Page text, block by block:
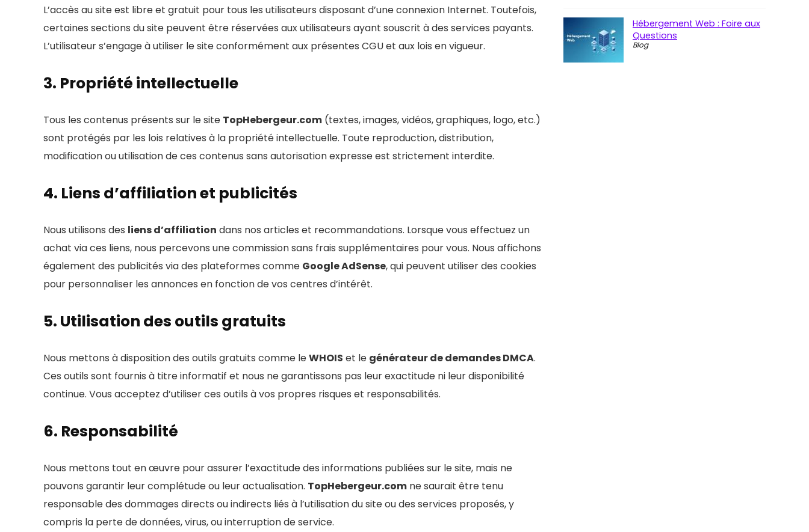
L’accès au site est libre et gratuit pour tous les utilisateurs disposant d’une connexion Internet. Toutefois,
certaines sections du site peuvent être réservées aux utilisateurs ayant souscrit à des services payants.
L’utilisateur s’engage à utiliser le site conformément aux présentes CGU et aux lois en vigueur.
3. Propriété intellectuelle
Tous les contenus présents sur le site TopHebergeur.com (textes, images, vidéos, graphiques, logo, etc.)
sont protégés par les lois relatives à la propriété intellectuelle. Toute reproduction, distribution,
modification ou utilisation de ces contenus sans autorisation expresse est strictement interdite.
4. Liens d’affiliation et publicités
Nous utilisons des liens d’affiliation dans nos articles et recommandations. Lorsque vous effectuez un
achat via ces liens, nous percevons une commission sans frais supplémentaires pour vous. Nous affichons
également des publicités via des plateformes comme Google AdSense, qui peuvent utiliser des cookies
pour personnaliser les annonces en fonction de vos centres d’intérêt.
5. Utilisation des outils gratuits
Nous mettons à disposition des outils gratuits comme leWHOIS et le générateur de demandes DMCA.
Ces outils sont fournis à titre informatif et nous ne garantissons pas leur exactitude ni leur disponibilité
continue. Vous acceptez d’utiliser ces outils à vos propres risques et responsabilités.
6. Responsabilité
Nous mettons tout en œuvre pour assurer l’exactitude des informations publiées sur le site, mais ne
pouvons garantir leur complétude ou leur actualisation. TopHebergeur.com ne saurait être tenu
responsable des dommages directs ou indirects liés à l’utilisation du site ou des services proposés, y
compris la perte de données, virus, ou interruption de service.
Hébergement Web : Foire aux
Questions
Blog